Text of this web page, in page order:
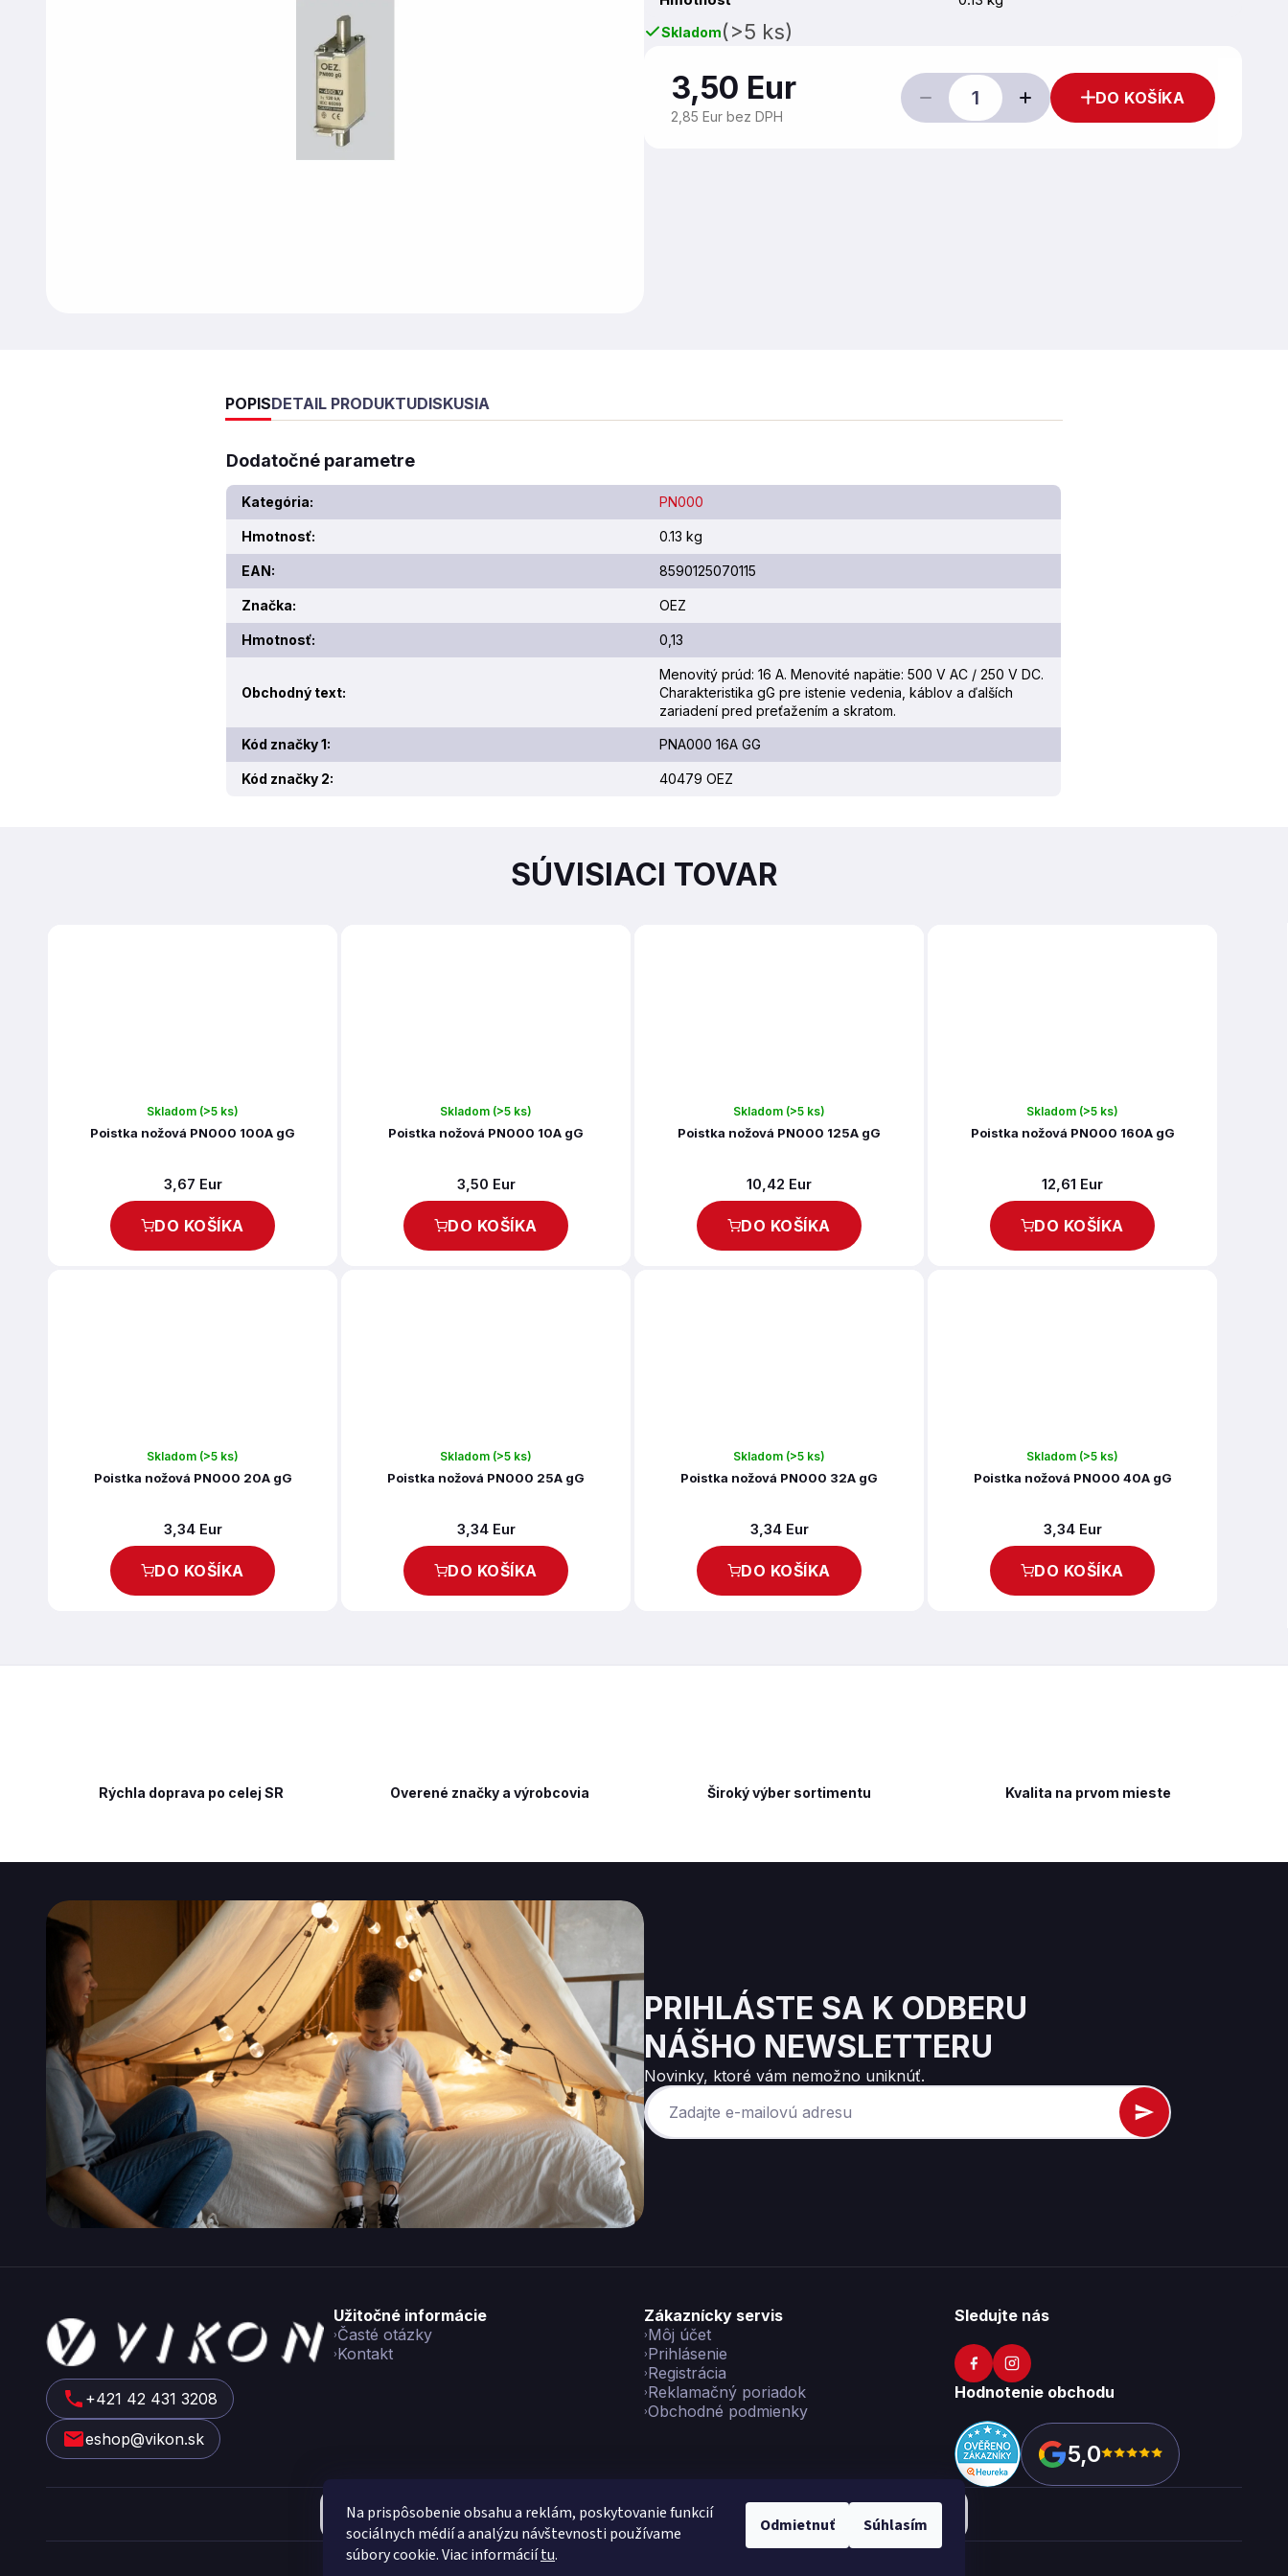
Na prispôsobenie obsahu a reklám, poskytovanie funkcií
sociálnych médií a analýzu návštevnosti používame
súbory cookie. Viac informáciítu.
Odmietnuť Súhlasím
Skladom(>5 ks)
3,50 Eur
2,85 Eur bez DPH
DO KOŠÍKA
POPISDETAIL PRODUKTUDISKUSIA
Dodatočné parametre
Kategória: PN000
Hmotnosť: 0.13 kg
EAN: 8590125070115
Značka: OEZ
Hmotnosť: 0,13
Obchodný text:
Menovitý prúd: 16 A. Menovité napätie: 500 V AC / 250 V DC.
Charakteristika gG pre istenie vedenia, káblov a ďalších
zariadení pred preťažením a skratom.
Kód značky 1: PNA000 16A GG
Kód značky 2: 40479 OEZ
SÚVISIACI TOVAR
Skladom (>5 ks)
Poistka nožová PN000 100A gG
3,67 Eur
DO KOŠÍKA
Skladom (>5 ks)
Poistka nožová PN000 10A gG
3,50 Eur
DO KOŠÍKA
Skladom (>5 ks)
Poistka nožová PN000 125A gG
10,42 Eur
DO KOŠÍKA
Skladom (>5 ks)
Poistka nožová PN000 160A gG
12,61 Eur
DO KOŠÍKA
Skladom (>5 ks)
Poistka nožová PN000 20A gG
3,34 Eur
DO KOŠÍKA
Skladom (>5 ks)
Poistka nožová PN000 25A gG
3,34 Eur
DO KOŠÍKA
Skladom (>5 ks)
Poistka nožová PN000 32A gG
3,34 Eur
DO KOŠÍKA
Skladom (>5 ks)
Poistka nožová PN000 40A gG
3,34 Eur
DO KOŠÍKA
Kvalita na prvom mieste
Overené značky a výrobcovia
Rýchla doprava po celej SR Široký výber sortimentu
PRIHLÁSTE SA K ODBERU
NÁŠHO NEWSLETTERU
Novinky, ktoré vám nemožno uniknúť.
+421 42 431 3208
eshop@vikon.sk
Užitočné informácie
Časté otázky
Kontakt
Zákaznícky servis
Môj účet
Prihlásenie
Registrácia
Reklamačný poriadok
Obchodné podmienky
Sledujte nás
Hodnotenie obchodu
5,0
Copyright 2026Vikon. Všetky práva vyhradené. Upraviť nastavenie cookies
á
p
ä
t
e